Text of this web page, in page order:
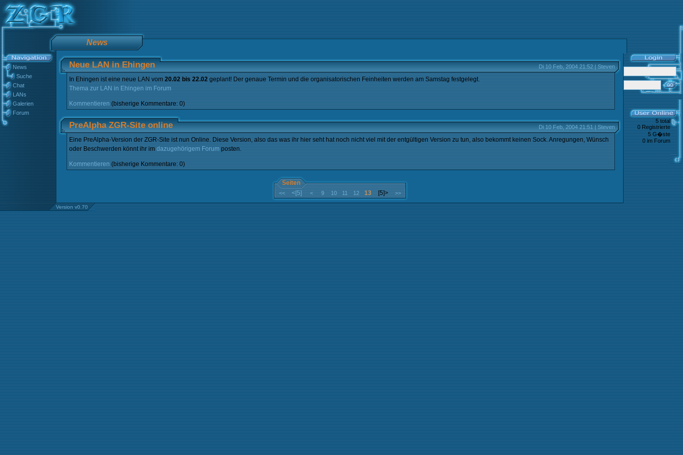
News
News
Suche
Chat
LANs
Galerien
Forum
Neue LAN in Ehingen Di 10 Feb, 2004 21:52 | Steven
In Ehingen ist eine neue LAN vom 20.02 bis 22.02 geplant! Der genaue Termin und die organisatorischen Feinheiten werden am Samstag festgelegt.
Thema zur LAN in Ehingen im Forum
Kommentieren (bisherige Kommentare: 0)
PreAlpha ZGR-Site online Di 10 Feb, 2004 21:51 | Steven
Eine PreAlpha-Version der ZGR-Site ist nun Online. Diese Version, also das was ihr hier seht hat noch nicht viel mit der entgültigen Version zu tun, also bekommt keinen Sock. Anregungen, Wünsch
oder Beschwerden könnt ihr im dazugehörigem Forum posten.
Kommentieren (bisherige Kommentare: 0)
Seiten
<< <[5] < 9 10 11 12 13 [5]> >>
5 total
0 Registrierte
5 G�ste
0 im Forum
Version v0.70